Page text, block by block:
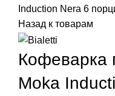
Induction Nera 6
Назад к товарам
Кофеварка
Moka